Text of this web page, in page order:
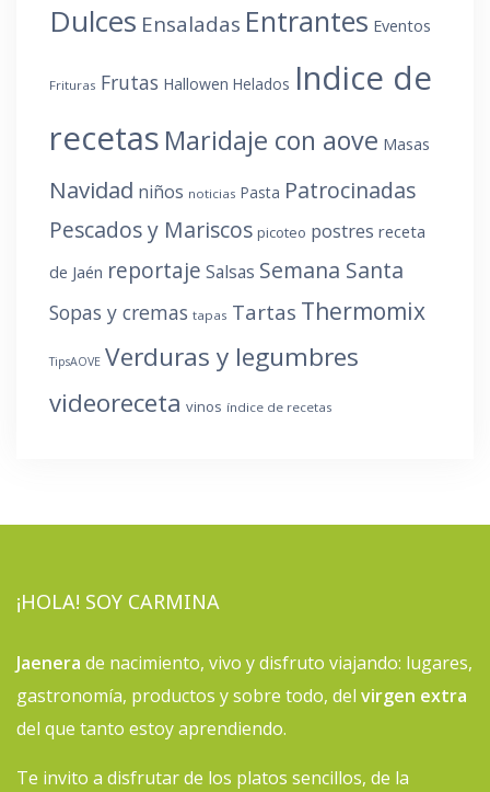
Dulces Ensaladas Entrantes Eventos
Frituras Frutas Hallowen Helados Indice de
recetas Maridaje con aove Masas
Navidad niños noticias Pasta Patrocinadas
Pescados y Mariscos picoteo postres receta
de Jaén reportaje Salsas Semana Santa
Sopas y cremas tapas Tartas Thermomix
TipsAOVE Verduras y legumbres
videoreceta vinos índice de recetas
¡HOLA! SOY CARMINA
Jaenera de nacimiento, vivo y disfruto viajando: lugares,
gastronomía, productos y sobre todo, del virgen extra
del que tanto estoy aprendiendo.
Te invito a disfrutar de los platos sencillos, de la